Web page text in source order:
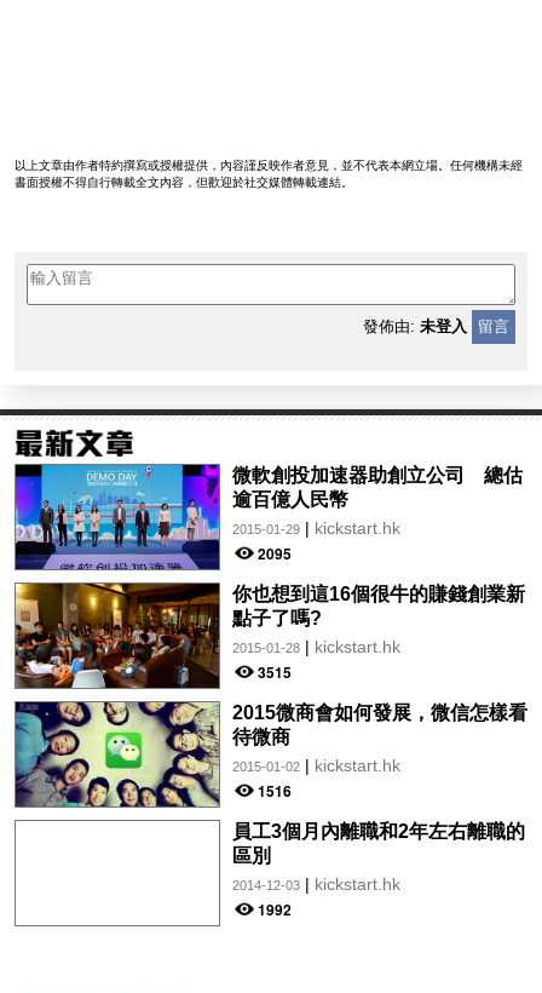
以上文章由作者特約撰寫或授權提供，內容謹反映作者意見，並不代表本網立場。任何機構未經
書面授權不得自行轉載全文內容，但歡迎於社交媒體轉載連結。
發佈由: 未登入 留言
微軟創投加速器助創立公司 總估
逾百億人民幣
2015-01-29| kickstart.hk
2095
你也想到這16個很牛的賺錢創業新
點子了嗎?
2015-01-28| kickstart.hk
3515
2015微商會如何發展，微信怎樣看
待微商
2015-01-02| kickstart.hk
1516
員工3個月內離職和2年左右離職的
區別
2014-12-03| kickstart.hk
1992